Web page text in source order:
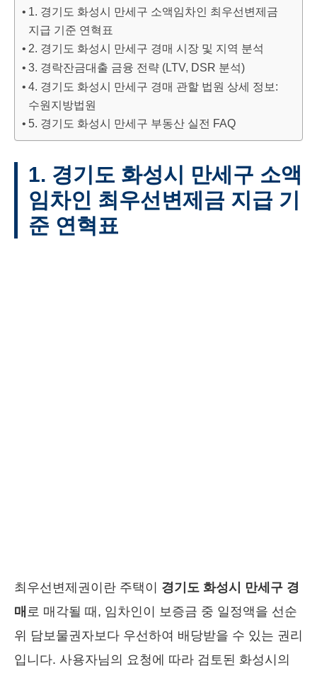
1. 경기도 화성시 만세구 소액임차인 최우선변제금
지급 기준 연혁표
2. 경기도 화성시 만세구 경매 시장 및 지역 분석
3. 경락잔금대출 금융 전략 (LTV, DSR 분석)
4. 경기도 화성시 만세구 경매 관할 법원 상세 정보:
수원지방법원
5. 경기도 화성시 만세구 부동산 실전 FAQ
1. 경기도 화성시 만세구 소액
임차인 최우선변제금 지급 기
준 연혁표
최우선변제권이란 주택이 경기도 화성시 만세구 경
매 로 매각될 때, 임차인이 보증금 중 일정액을 선순
위 담보물권자보다 우선하여 배당받을 수 있는 권리
입니다. 사용자님의 요청에 따라 검토된 화성시의